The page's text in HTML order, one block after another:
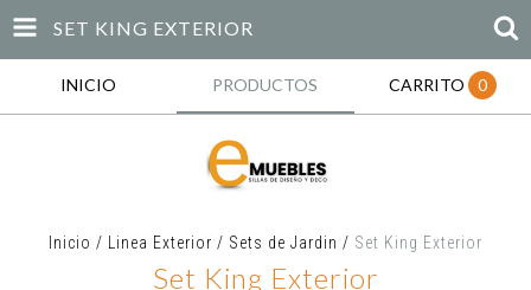
SET KING EXTERIOR
INICIO PRODUCTOS CARRITO 0
Inicio / Linea Exterior / Sets de Jardin / Set King Exterior
Set King Exterior